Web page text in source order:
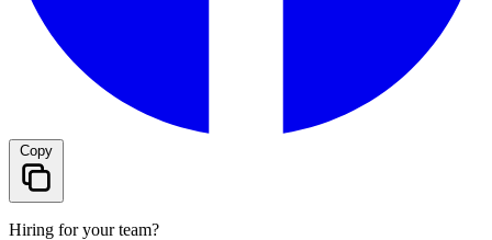
Copy
Hiring for your team?